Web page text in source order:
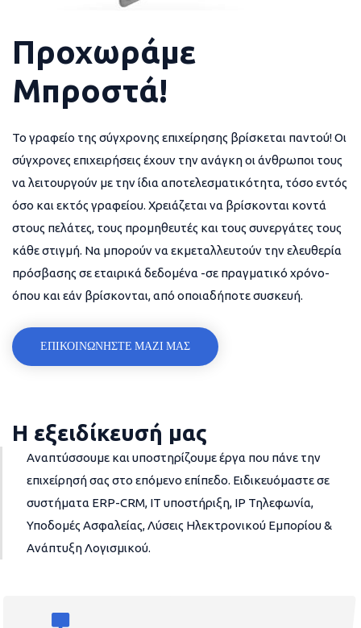
Προχωράμε
Μπροστά!
Το γραφείο της σύγχρονης επιχείρησης βρίσκεται παντού! Οι
σύγχρονες επιχειρήσεις έχουν την ανάγκη οι άνθρωποι τους
να λειτουργούν με την ίδια αποτελεσματικότητα, τόσο εντός
όσο και εκτός γραφείου. Χρειάζεται να βρίσκονται κοντά
στους πελάτες, τους προμηθευτές και τους συνεργάτες τους
κάθε στιγμή. Να μπορούν να εκμεταλλευτούν την ελευθερία
πρόσβασης σε εταιρικά δεδομένα -σε πραγματικό χρόνο-
όπου και εάν βρίσκονται, από οποιαδήποτε συσκευή.
ΕΠΙΚΟΙΝΩΝΗΣΤΕ ΜΑΖΙ ΜΑΣ
Η εξειδίκευσή μας
Αναπτύσσουμε και υποστηρίζουμε έργα που πάνε την
επιχείρησή σας στο επόμενο επίπεδο. Ειδικευόμαστε σε
συστήματα ERP-CRM, IT υποστήριξη, IP Τηλεφωνία,
Υποδομές Ασφαλείας, Λύσεις Ηλεκτρονικού Εμπορίου &
Ανάπτυξη Λογισμικού.